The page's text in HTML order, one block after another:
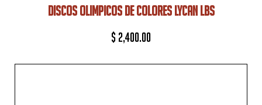
DISCOS OLIMPICOS DE COLORES LYCAN LBS
$ 2,400.00